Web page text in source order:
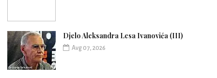
Djelo Aleksandra Lesa Ivanovića (III)
Avg 07, 2026